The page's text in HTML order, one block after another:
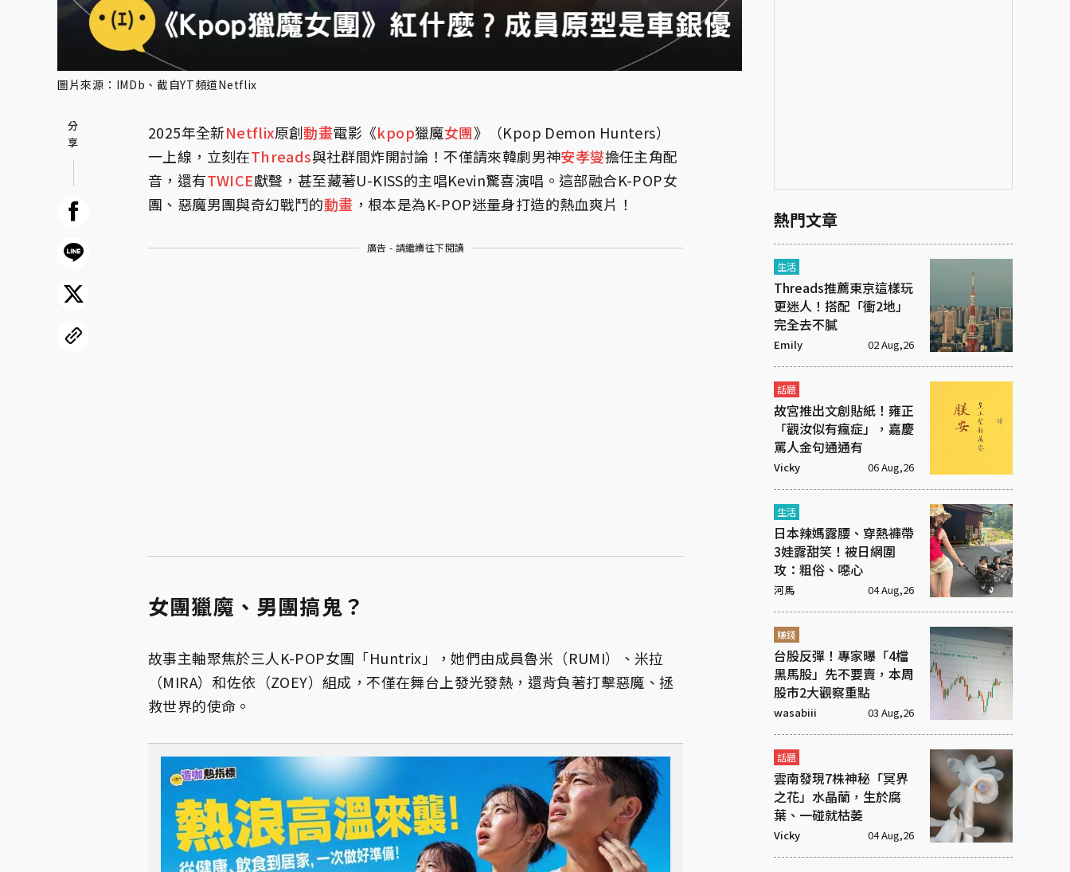
圖片來源：IMDb、截自YT頻道Netflix
2025年全新Netflix原創動畫電影《kpop獵魔女團》（Kpop Demon Hunters）
一上線，立刻在Threads與社群間炸開討論！不僅請來韓劇男神安孝燮擔任主角配
音，還有TWICE獻聲，甚至藏著U-KISS的主唱Kevin驚喜演唱。這部融合K-POP女
團、惡魔男團與奇幻戰鬥的動畫 ，根本是為K-POP迷量身打造的熱血爽片！
廣告 - 請繼續往下閱讀
女團獵魔、男團搞鬼？
故事主軸聚焦於三人K-POP女團「Huntrix」，她們由成員魯米（RUMI）、米拉
（MIRA）和佐依（ZOEY）組成，不僅在舞台上發光發熱，還背負著打擊惡魔、拯
救世界的使命。
熱門文章
生活
Threads推薦東京這樣玩
更迷人！搭配「衝2地」
完全去不膩
Emily 02 Aug,26
話題
故宮推出文創貼紙！雍正
「觀汝似有瘋症」，嘉慶
罵人金句通通有
Vicky 06 Aug,26
生活
日本辣媽露腰、穿熱褲帶
3娃露甜笑！被日網圍
攻：粗俗、噁心
河馬 04 Aug,26
賺錢
台股反彈！專家曝「4檔
黑馬股」先不要賣，本周
股市2大觀察重點
wasabiii 03 Aug,26
話題
雲南發現7株神秘「冥界
之花」水晶蘭，生於腐
葉、一碰就枯萎
Vicky 04 Aug,26